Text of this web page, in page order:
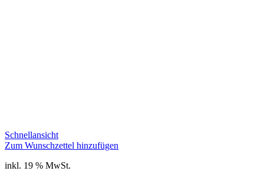
Schnellansicht
Zum Wunschzettel hinzufügen
inkl. 19 % MwSt.